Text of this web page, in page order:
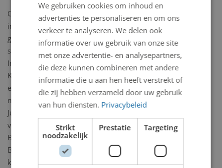
Ook nu zijn weer
internationaal
gerenommeerde
streetartists aangetrokken.
In de Geul is dat het duo
Karski & Beyond. Zij maken
een kunstwerk van 20 bij 6
m. onder de
Julianabrug. Op de muur
van Timmerbedrijf Jonkman
BV aan de Ohmstraat maakt
Bart ‘Smates’ Smeets een
kunstwerk van 25 bij 4 m.
We gebruiken cookies om inhoud en
advertenties te personaliseren en om ons
verkeer te analyseren. We delen ook
informatie over uw gebruik van onze site
met onze advertentie- en analysepartners,
die deze kunnen combineren met andere
informatie die u aan hen heeft verstrekt of
die zij hebben verzameld door uw gebruik
van hun diensten. Privacybeleid
Strikt
noodzakelijk
Prestatie Targeting